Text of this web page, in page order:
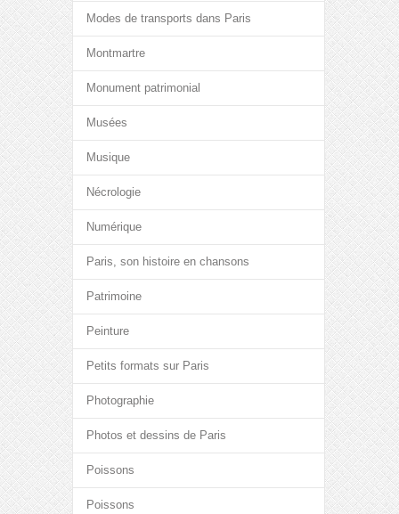
Modes de transports dans Paris
Montmartre
Monument patrimonial
Musées
Musique
Nécrologie
Numérique
Paris, son histoire en chansons
Patrimoine
Peinture
Petits formats sur Paris
Photographie
Photos et dessins de Paris
Poissons
Poissons